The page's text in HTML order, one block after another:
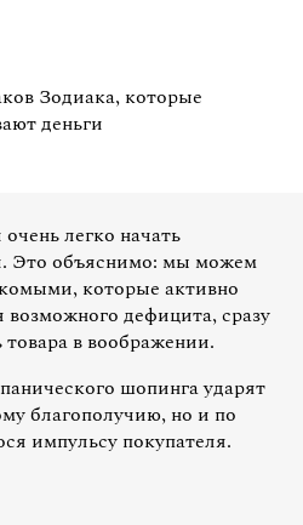
Зодиака, которые
деньги
легко начать
Это объяснимо: мы можем
которые активно
возможного дефицита, сразу
в воображении.
шопинга ударят
благополучию, но и по
импульсу покупателя.